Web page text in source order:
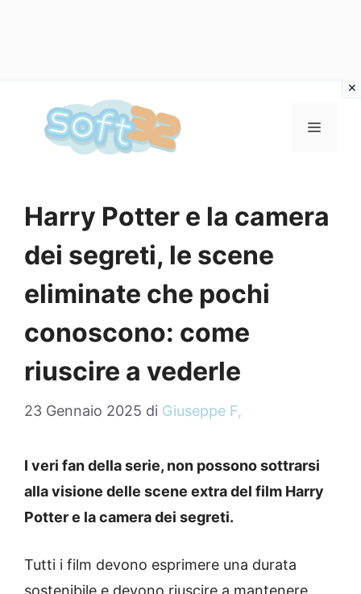
contenuto
MENU
Harry Potter e la camera
dei segreti, le scene
eliminate che pochi
conoscono: come
riuscire a vederle
23 Gennaio 2025 di Giuseppe F,
I veri fan della serie, non possono sottrarsi
alla visione delle scene extra del film Harry
Potter e la camera dei segreti.
Tutti i film devono esprimere una durata